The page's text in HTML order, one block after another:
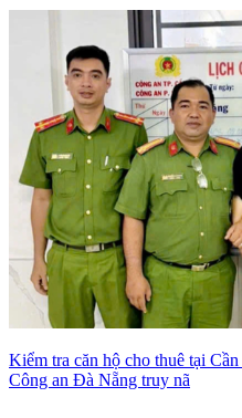
Kiểm tra căn hộ cho thuê tại
Công an Đà Nẵng truy nã